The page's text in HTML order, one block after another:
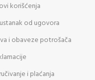
korišćenja
od ugovora
i obaveze potrošača
i plaćanja